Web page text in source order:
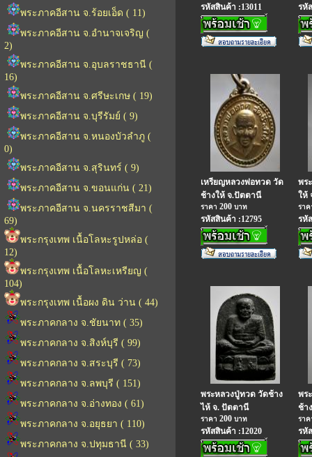
พระภาคอีสาน จ.ร้อยเอ็ด ( 11)
พระภาคอีสาน จ.อำนาจเจริญ (
2)
พระภาคอีสาน จ.อุบลราชธานี (
16)
พระภาคอีสาน จ.ศรีษะเกษ ( 19)
พระภาคอีสาน จ.บุรีรัมย์ ( 9)
พระภาคอีสาน จ.หนองบัวลำภู (
0)
พระภาคอีสาน จ.สุรินทร์ ( 9)
พระภาคอีสาน จ.ขอนแก่น ( 21)
พระภาคอีสาน จ.นครราชสีมา (
69)
พระกรุงเทพ เนื้อโลหะรูปหล่อ (
12)
พระกรุงเทพ เนื้อโลหะเหรียญ (
104)
พระกรุงเทพ เนื้อผง ดิน ว่าน ( 44)
พระภาคกลาง จ.ชัยนาท ( 35)
พระภาคกลาง จ.สิงห์บุรี ( 99)
พระภาคกลาง จ.สระบุรี ( 73)
พระภาคกลาง จ.ลพบุรี ( 151)
พระภาคกลาง จ.อ่างทอง ( 61)
พระภาคกลาง จ.อยุธยา ( 110)
พระภาคกลาง จ.ปทุมธานี ( 33)
รหัสสินค้า :13011 รหั
เหรียญหลวงพ่อทวด วัด
ช้างให้ จ.ปัตตานี
ราคา 200 บาท
รหัสสินค้า :12795
พร
ให้
รา
รหั
พระหลวงปู่ทวด วัดช้าง
ไห้ จ. ปัตตานี
ราคา 200 บาท
รหัสสินค้า :12020
พร
ช้า
รา
รหั